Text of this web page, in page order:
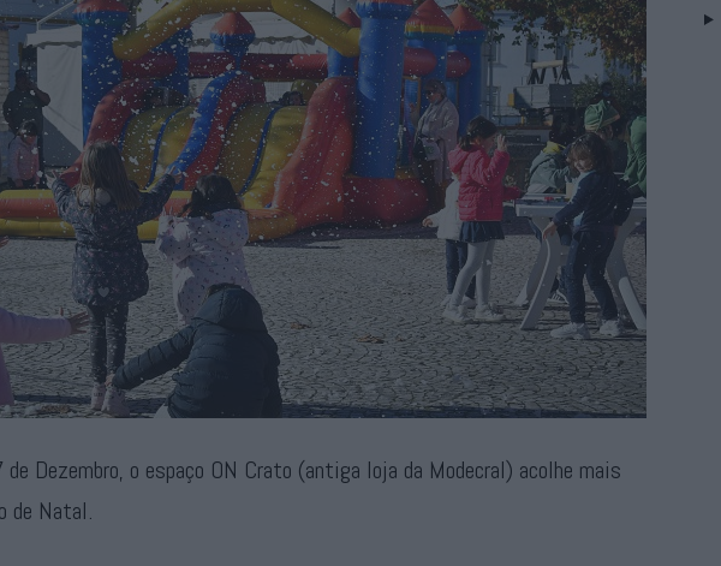
Dezembro, o espaço ON Crato (antiga loja da Modecral) acolhe mais
de Natal.